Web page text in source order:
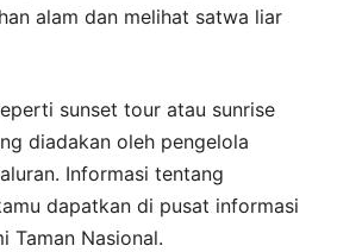
alam dan melihat satwa liar
sunset tour atau sunrise
diadakan oleh pengelola
Informasi tentang
dapatkan di pusat informasi
Taman Nasional.